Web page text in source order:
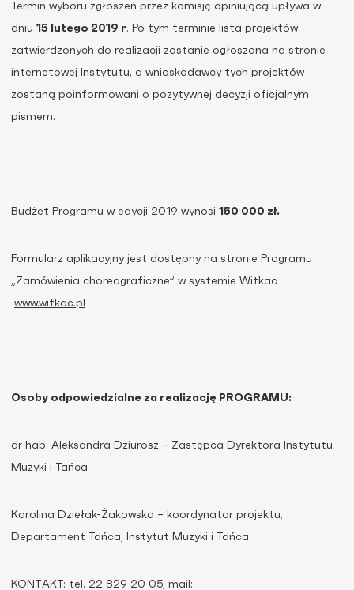
Termin wyboru zgłoszeń przez komisję opiniującą upływa w
dniu 15 lutego 2019 r. Po tym terminie lista projektów
zatwierdzonych do realizacji zostanie ogłoszona na stronie
internetowej Instytutu, a wnioskodawcy tych projektów
zostaną poinformowani o pozytywnej decyzji oficjalnym
pismem.
Budżet Programu w edycji 2019 wynosi 150 000 zł.
Formularz aplikacyjny jest dostępny na stronie Programu
„Zamówienia choreograficzne” w systemie Witkac
www.witkac.pl
Osoby odpowiedzialne za realizację PROGRAMU:
dr hab. Aleksandra Dziurosz – Zastępca Dyrektora Instytutu
Muzyki i Tańca
Karolina Dziełak-Żakowska – koordynator projektu,
Departament Tańca, Instytut Muzyki i Tańca
KONTAKT: tel. 22 829 20 05, mail: